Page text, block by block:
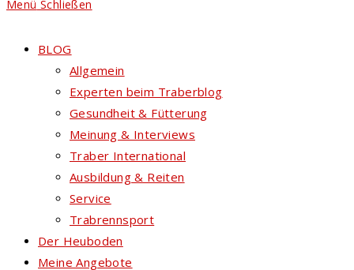
Menü Schließen
BLOG
Allgemein
Experten beim Traberblog
Gesundheit & Fütterung
Meinung & Interviews
Traber International
Ausbildung & Reiten
Service
Trabrennsport
Der Heuboden
Meine Angebote